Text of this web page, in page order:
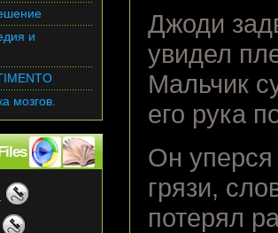
Джоди
увидел
Мальчик
его рука
Он уперся
грязи,
потерял
и
мозгов.